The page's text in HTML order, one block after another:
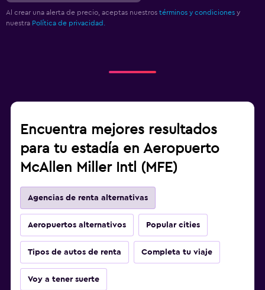
Al crear una alerta de precio, aceptas nuestros términos y condiciones y
nuestra Política de privacidad.
Encuentra mejores resultados
para tu estadía en Aeropuerto
McAllen Miller Intl (MFE)
Agencias de renta alternativas
Aeropuertos alternativos Popular cities
Tipos de autos de renta Completa tu viaje
Voy a tener suerte